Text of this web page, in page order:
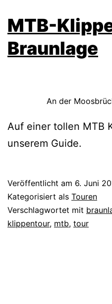
MTB-
Braunlage
An der
Auf einer tollen MTB
unserem Guide.
Veröffentlicht am 6. Juni
Kategorisiert als Touren
Verschlagwortet mit
klippentour, mtb, tour